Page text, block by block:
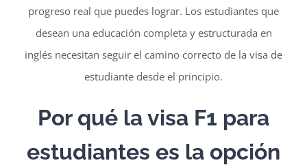
progreso real que puedes lograr. Los estudiantes que
desean una educación completa y estructurada en
inglés necesitan seguir el camino correcto de la visa de
estudiante desde el principio.
Por qué la visa F1 para
estudiantes es la opción